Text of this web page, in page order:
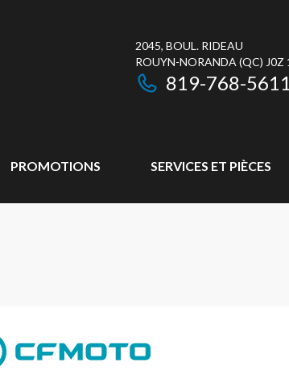
2045, BOUL. RIDEAU
ROUYN-NORANDA (QC) J0Z
819-768-5611
PROMOTIONS SERVICES ET PIÈCES